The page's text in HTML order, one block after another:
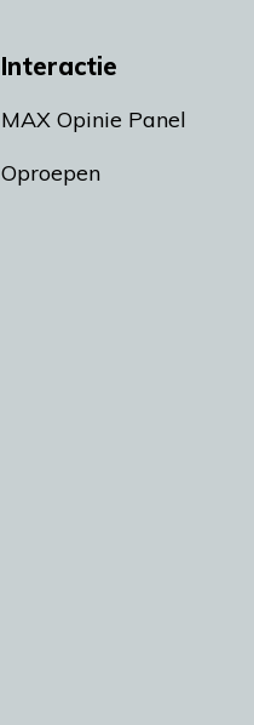
Interactie
MAX Opinie Panel
Oproepen